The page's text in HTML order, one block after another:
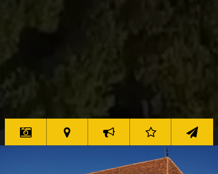
KEZDEMÉNYEZÉSRŐL
ERDÉLY 7
ÉRTÉKELÉS
ERDÉLY 7
CSODÁJA